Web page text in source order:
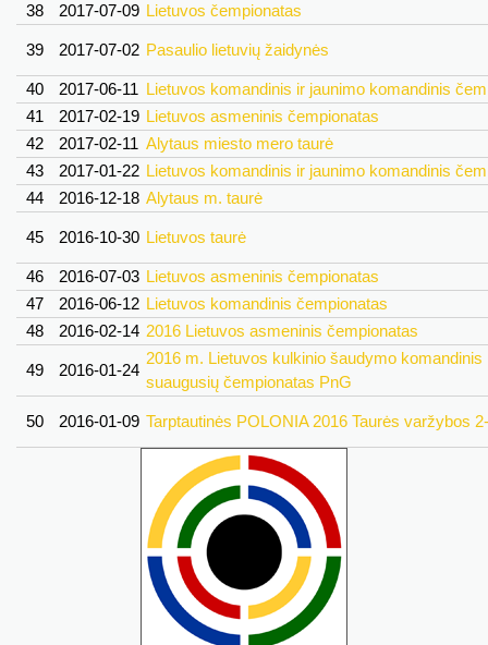
38 2017-07-09 Lietuvos čempionatas
39 2017-07-02 Pasaulio lietuvių žaidynės
40 2017-06-11 Lietuvos komandinis ir jaunimo komandinis
41
2017-02-19 Lietuvos asmeninis čempionatas
42
2017-02-11 Alytaus miesto mero taurė
43
2017-01-22 Lietuvos komandinis ir jaunimo komandinis
44
2016-12-18 Alytaus m. taurė
45 2016-10-30 Lietuvos taurė
46 2016-07-03 Lietuvos asmeninis čempionatas
47
2016-06-12 Lietuvos komandinis čempionatas
48
2016-02-14 2016 Lietuvos asmeninis čempionatas
49 2016-01-24
2016 m. Lietuvos kulkinio šaudymo komandinis
suaugusių čempionatas PnG
50 2016-01-09 Tarptautinės POLONIA 2016 Taurės varžybos